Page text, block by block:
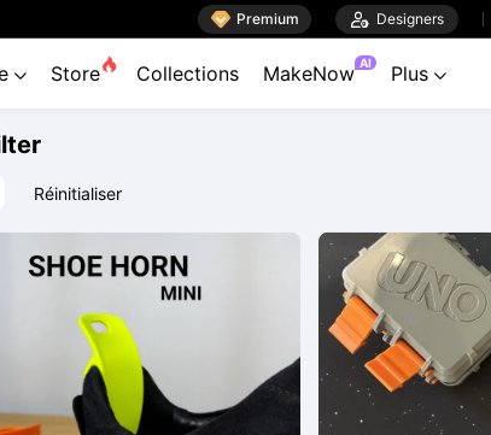
 Premium  Designers
 Store Collections MakeNow AI Plus 
Réinitialiser